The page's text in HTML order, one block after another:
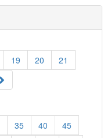
19 20
21
35 40
45